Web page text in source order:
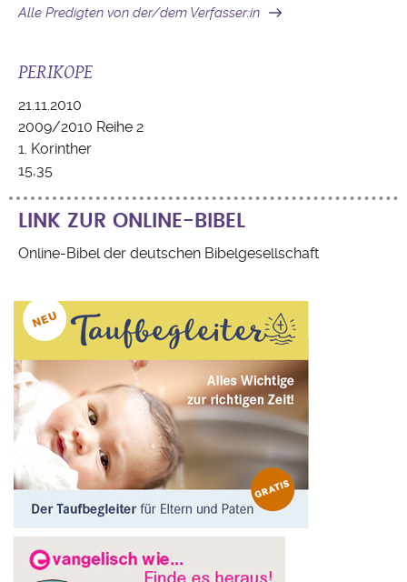
Alle Predigten von der/dem Verfasser:in
PERIKOPE
21.11.2010
2009/2010 Reihe 2
1. Korinther
15,35
LINK ZUR ONLINE-BIBEL
Online-Bibel der deutschen Bibelgesellschaft